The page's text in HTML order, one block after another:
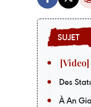
Des
À An